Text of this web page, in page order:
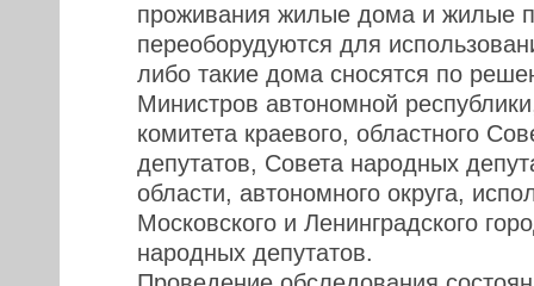
проживания жилые дома и жилые
переоборудуются для
либо такие дома сносятся по
Министров автономной
комитета краевого, областного
депутатов, Совета народных
области, автономного округа,
Московского и Ленинградского
народных депутатов.